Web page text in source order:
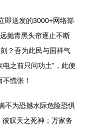
即送发的3000+网络部
抛青黑头帘逐止不断
？吾为此民与国祥气
之前只问功土”，此便
慌张！
不为恐撼水际危险恐惧
叹天之死神；万家务